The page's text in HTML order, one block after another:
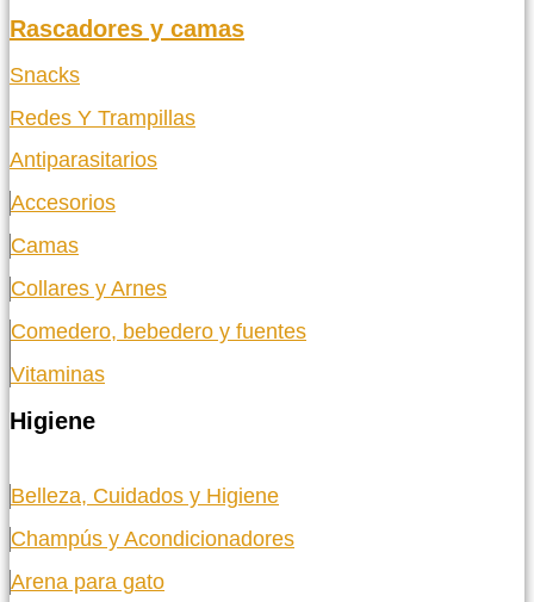
Rascadores y camas
Snacks
Redes Y Trampillas
Antiparasitarios
Accesorios
Camas
Collares y Arnes
Comedero, bebedero y fuentes
Vitaminas
Higiene
Belleza, Cuidados y Higiene
Champús y Acondicionadores
Arena para gato